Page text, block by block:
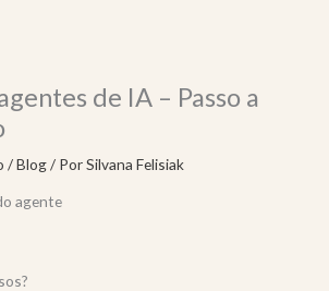
de IA – Passo a
/Blog/ PorSilvana Felisiak
agente